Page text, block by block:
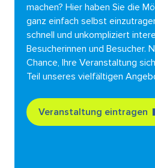
machen? Hier haben Sie die
ganz einfach selbst
schnell und unkompliziert
Besucherinnen und Besucher.
Chance, Ihre Veranstaltung
Teil unseres vielfältigen
Veranstaltung eintragen